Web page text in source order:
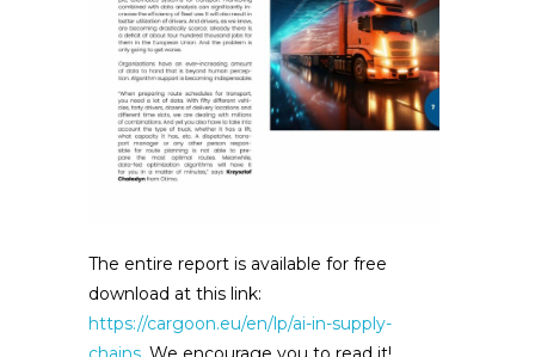
The entire report is available for free
download at this link:
https://cargoon.eu/en/lp/ai-in-supply-